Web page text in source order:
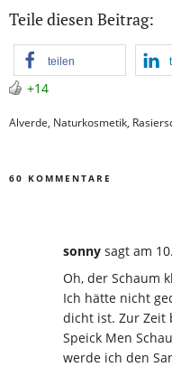
Teile diesen Beitrag:
teilen
+14
Alverde, Naturkosmetik,
60 KOMMENTARE
sonny sagt am
Oh, der Schaum
Ich hätte nicht
dicht ist. Zur Zeit
Speick Men
werde ich den